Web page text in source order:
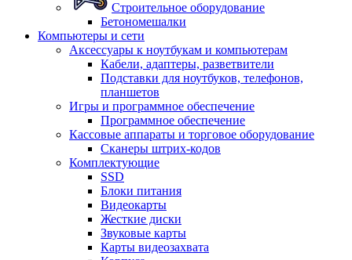
Строительное оборудование
Бетономешалки
Компьютеры и сети
Аксессуары к ноутбукам и компьютерам
Кабели, адаптеры, разветвители
Подставки для ноутбуков, телефонов,
планшетов
Игры и программное обеспечение
Программное обеспечение
Кассовые аппараты и торговое оборудование
Сканеры штрих-кодов
Комплектующие
SSD
Блоки питания
Видеокарты
Жесткие диски
Звуковые карты
Карты видеозахвата